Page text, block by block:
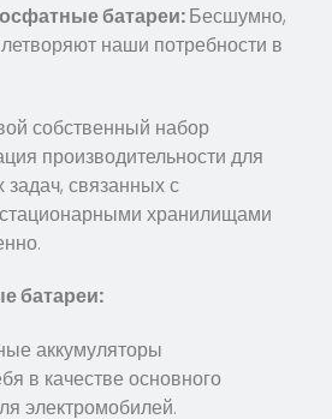
батареи:Бесшумно,
наши потребности в
собственный набор
производительности для
связанных с
хранилищами
батареи:
аккумуляторы
в качестве основного
электромобилей.